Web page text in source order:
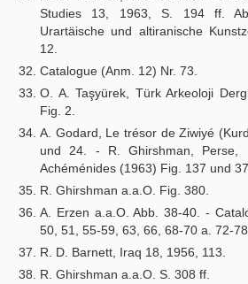
Studies 13, 1963, S. 194 ff.
Urartäische und altiranische
12.
Catalogue (Anm. 12) Nr. 73.
O. A. Taşyürek, Türk Arkeoloji
Fig. 2.
A. Godard, Le trésor de Ziwiyé
und 24. - R. Ghirshman, Perse,
Achéménides (1963) Fig. 137 und
R. Ghirshman a.a.O. Fig. 380.
A. Erzen a.a.O. Abb. 38-40. -
50, 51, 55-59, 63, 66, 68-70 a. 72-
R. D. Barnett, Iraq 18, 1956, 113.
R. Ghirshman a.a.O. S. 308 ff.